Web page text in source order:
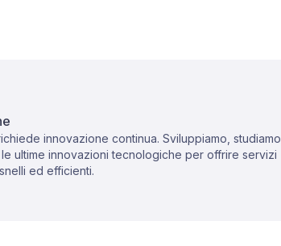
innovazione continua. Sviluppiamo, studiamo
ultime innovazioni tecnologiche per offrire servizi
ed efficienti.